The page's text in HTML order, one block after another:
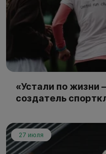
«Устали по жизни
создатель
27 июля